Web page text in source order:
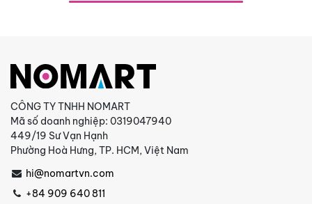
CÔNG TY TNHH NOMART
Mã số doanh nghiệp: 0319047940
449/19 Sư Vạn Hạnh
Phường Hoà Hưng, TP. HCM, Việt Nam
hi@nomartvn.com
+84 909 640 811